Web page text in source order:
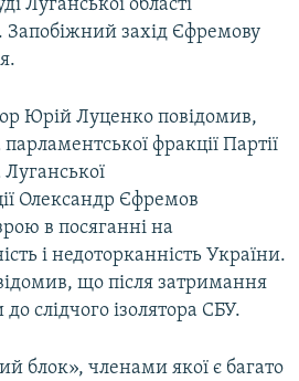
Луганської області
Запобіжний захід Єфремову
Юрій Луценко повідомив,
фракції Партії
Луганської
Олександр Єфремов
в посяганні на
і недоторканність України.
що після затримання
слідчого ізолятора СБУ.
блок», членами якої є багато